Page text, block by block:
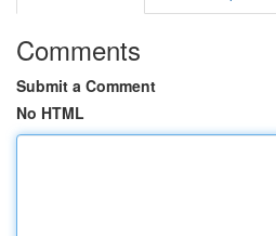
Comments
Submit a Comment
No HTML